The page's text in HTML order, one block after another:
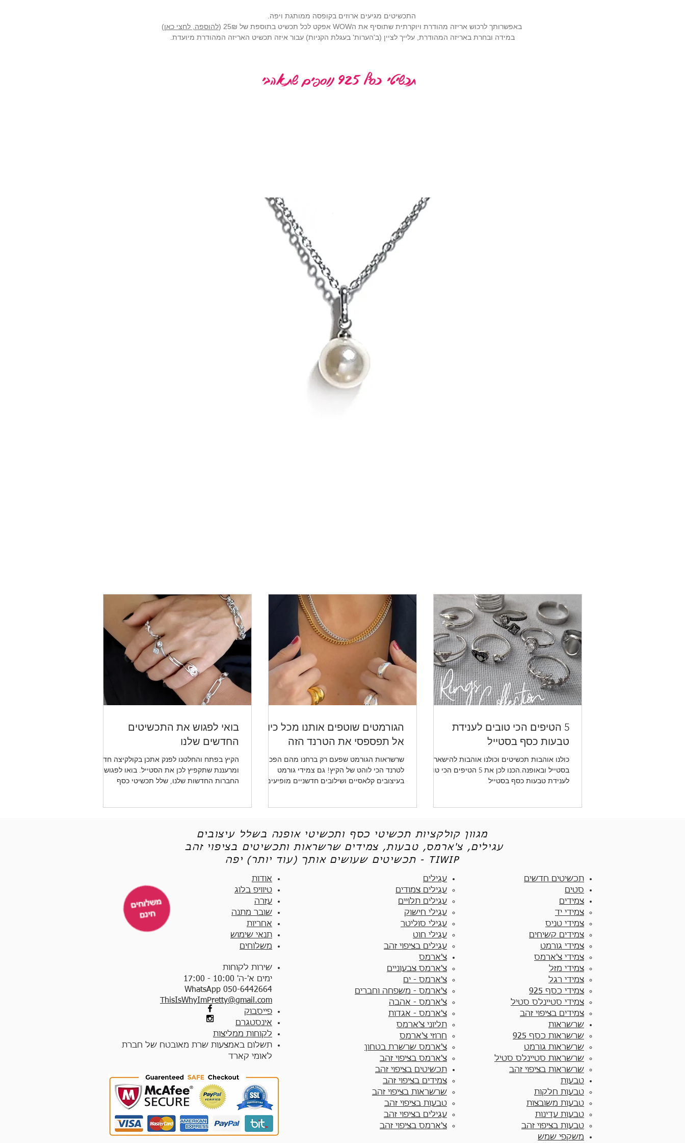
התכשיטים מגיעים ארוזים בקופסה ממותגת ויפה.
באפשרותך לרכוש אריזה מהודרת ויוקרתית שתוסיף את הWOW אפקט לכל תכשיט בתוספת של 25₪ (
להוספה, לחצי כאן)
במידה ובחרת באריזה המהודרת, עלייך לציין (ב'הערות' בעגלת הקניות) עבור איזה תכשיט האריזה המהודרת מיועדת.
תכשיטי כסף 925 נוספים שתאהבי
אודט
לני
5 הטיפים הכי טובים לענידת
טבעות כסף בסטייל
כולנו אוהבות תכשיטים וכולנו אוהבות להישאר
בסטייל ובאופנה.הכנו לכן את 5 הטיפים הכי טובים
לענידת טבעות כסף בסטייל
הגורמטים שוטפים אותנו מכל כיוון -
אל תפספסי את הטרנד הזה
שרשראות הגורמט שפעם רק ברחנו מהם הפכו
לטרנד הכי לוהט של הקיץ! גם צמידי גורמט
בעיצובים קלאסיים ושילובים חדשניים מופיעים
בואי לפגוש את התכשיטים
החדשים שלנו
הקיץ בפתח והחלטנו לפנק אתכן בקולקיצה חדשה
ומרעננת שתקפיץ לכן את הסטייל. בואו לפגוש את
החברות החדשות שלנו, שלל תכשיטי כסף
מגוון קולקציות תכשיטי כסף ותכשיטי אופנה בשלל עיצובים
עגילים, צ'ארמס, טבעות, צמידים שרשראות ותכשיטים בציפוי זהב
תכשיטים שעושים אותך (עוד יותר) יפה - TIWIP
אודות
טיוויפ בלוג
עזרה
שובר מתנה
אחריות
תנאי שימוש
משלוחים
שירות לקוחות
ימים א'-ה' 10:00 - 17:00
WhatsApp 050-6442664
ThisIsWhyImPretty@gmail.com
פייסבוק
אינסטגרם
לקוחות ממליצות
תשלום באמצעות שרת מאובטח של חברת
לאומי קארד
עגילים
עגילים צמודים​
עגילים תלויים
עגילי חישוק
עגילי סוליטר
עגילי חוט
עגילים בציפוי זהב
צ'ארמס
צ'ארמס צבעוניים​
צ'ארמס - ים
צ'ארמס - משפחה וחברים
צ'ארמס - אהבה
צ'ארמס - אגדות
תליוני צ'ארמס
חרוזי צ'ארמס
צ'ארמס שרשרת בטחון
צ'ארמס בציפוי זהב
תכשיטים בציפוי זהב
צמידים בציפוי זהב​
שרשראות בציפוי זהב
טבעות בציפוי זהב
עגילים בציפוי זהב
צ'ארמס בציפוי זהב
תכשיטים חדשים
סטים
צמידים
צמידי יד​
צמידי טניס
צמידים קשיחים
צמידי גורמט
צמידי צ'ארמס
צמידי מזל
צמידי רגל
צמידי כסף 925
צמידי סטיינלס סטיל
צמידים בציפוי זהב
שרשראות
שרשראות כסף 925​
שרשראות גורמט
שרשראות סטיינלס סטיל
שרשראות בציפוי זהב
טבעות
טבעות חלקות​
טבעות משובצות
טבעות עדינות
טבעות בציפוי זהב
משקפי שמש